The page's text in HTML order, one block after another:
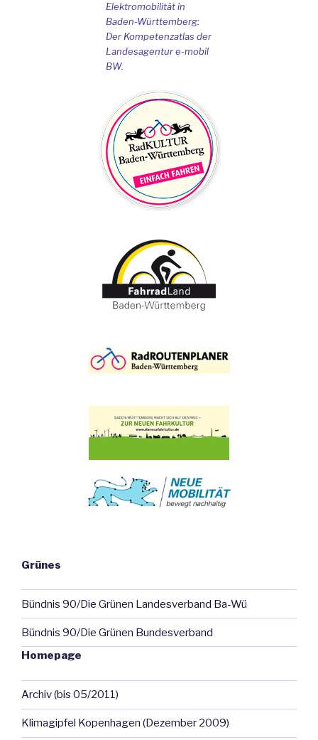
Elektromobilität in
Baden-Württemberg:
Der Kompetenzatlas der
Landesagentur e-mobil
BW.
Grünes
Bündnis 90/Die Grünen Landesverband Ba-Wü
Bündnis 90/Die Grünen Bundesverband
Homepage
Archiv (bis 05/2011)
Klimagipfel Kopenhagen (Dezember 2009)